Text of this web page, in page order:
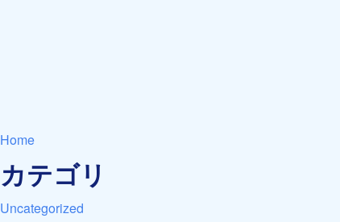
Home
カテゴリ
Uncategorized